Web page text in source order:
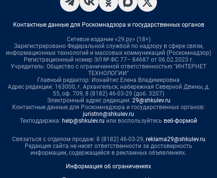
Контактные данные для Роскомнадзора и государственных органов
Сетевое издание «29.ру» (18+)
Зарегистрировано Федеральной службой по надзору в сфере связи,
информационных технологий и массовых коммуникаций (Роскомнадзор)
Регистрационный номер ЭЛ № ФС 77– 84687 от 06.02.2023 г.
Учредитель: Общество с ограниченной ответственностью "ИНТЕРНЕТ
ТЕХНОЛОГИИ"
Главный редактор: Ионайтис Елена Владимировна
Адрес редакции: 163000, г. Архангельск, набережная Северной Двины, д.
55, оф. 709, 8 (8182) 46-03-29 (доб. 3207)
Электронный адрес редакции: 29@shkulev.ru
Контактные данные для Роскомнадзора и государственных органов:
juristnn@shkulev.ru
Техподдержка: help@shkulev.ru или воспользуйтесь веб-формой
Связаться с отделом продаж: 8 (8182) 46-03-29, reklama29@shkulev.ru
Редакция сайта не несет ответственности за достоверность
информации, содержащейся в рекламных объявлениях.
Информация об ограничениях